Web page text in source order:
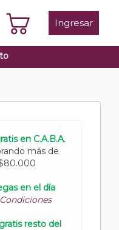
Ingresar
en C.A.B.A.
más de
en el día
resto del